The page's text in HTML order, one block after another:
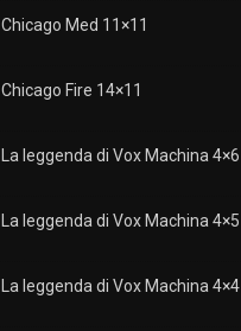
Chicago Med 11×11
Chicago Fire 14×11
La leggenda di Vox Machina 4×6
La leggenda di Vox Machina 4×5
La leggenda di Vox Machina 4×4